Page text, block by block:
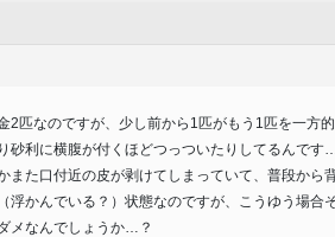
2匹なのですが、少し前から1匹がもう1匹を一方
砂利に横腹が付くほどつっついたりしてるんです…
また口付近の皮が剥けてしまっていて、普段から
浮かんでいる？）状態なのですが、こうゆう場合
メなんでしょうか…？